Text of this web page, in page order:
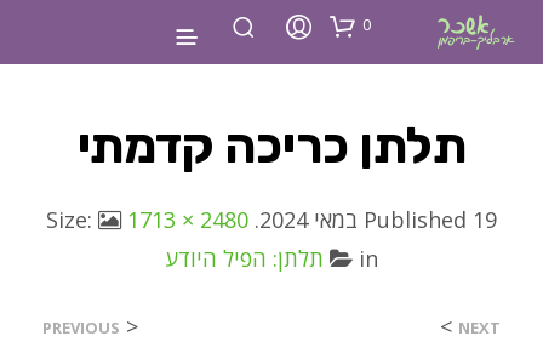
0
תלתן כריכה קדמתי
Published 19 במאי 2024 . Size:
1713 × 2480
in
תלתן: הפיל היודע
<
PREVIOUS NEXT
>